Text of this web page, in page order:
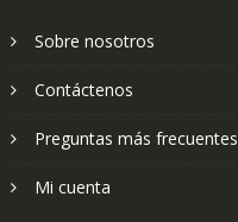
Sobre nosotros
Contáctenos
Preguntas más frecuentes
Mi cuenta